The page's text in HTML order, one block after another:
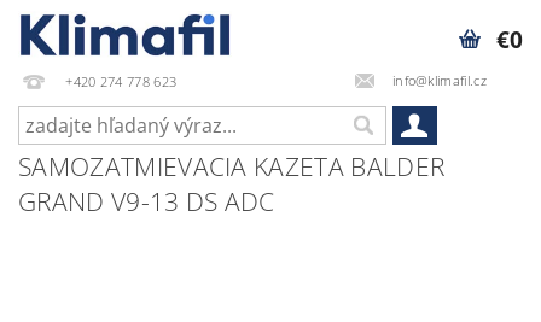
+420 274 778 623 info@klimafil.cz
€0
SAMOZATMIEVACIA KAZETA BALDER
GRAND V9-13 DS ADC